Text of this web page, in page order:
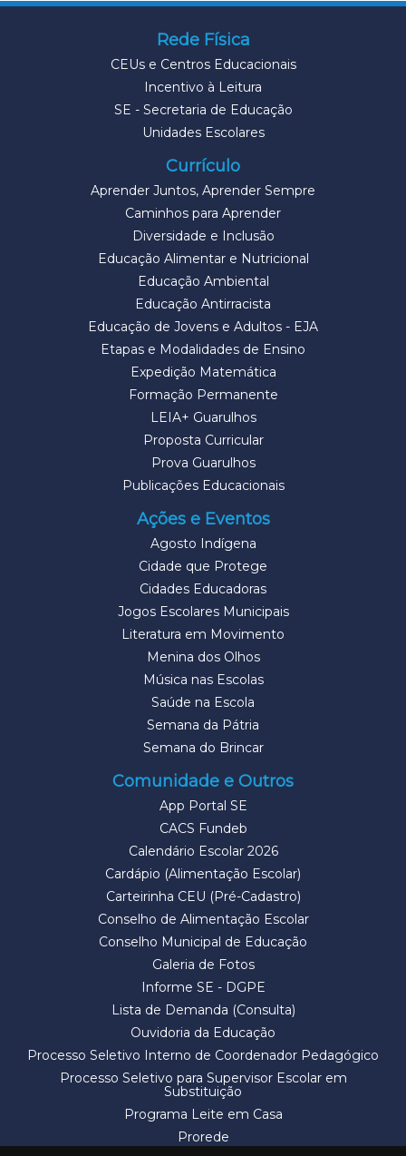
Rede Física
CEUs e Centros Educacionais
Incentivo à Leitura
SE - Secretaria de Educação
Unidades Escolares
Currículo
Aprender Juntos, Aprender Sempre
Caminhos para Aprender
Diversidade e Inclusão
Educação Alimentar e Nutricional
Educação Ambiental
Educação Antirracista
Educação de Jovens e Adultos - EJA
Etapas e Modalidades de Ensino
Expedição Matemática
Formação Permanente
LEIA+ Guarulhos
Proposta Curricular
Prova Guarulhos
Publicações Educacionais
Ações e Eventos
Agosto Indígena
Cidade que Protege
Cidades Educadoras
Jogos Escolares Municipais
Literatura em Movimento
Menina dos Olhos
Música nas Escolas
Saúde na Escola
Semana da Pátria
Semana do Brincar
Comunidade e Outros
App Portal SE
CACS Fundeb
Calendário Escolar 2026
Cardápio (Alimentação Escolar)
Carteirinha CEU (Pré-Cadastro)
Conselho de Alimentação Escolar
Conselho Municipal de Educação
Galeria de Fotos
Informe SE - DGPE
Lista de Demanda (Consulta)
Ouvidoria da Educação
Processo Seletivo Interno de Coordenador Pedagógico
Processo Seletivo para Supervisor Escolar em
Substituição
Programa Leite em Casa
Prorede